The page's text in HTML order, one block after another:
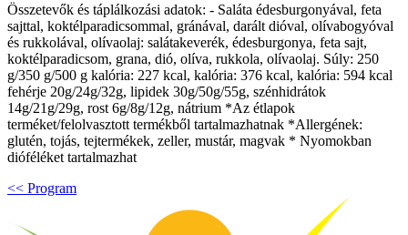
Összetevők és táplálkozási adatok: - Saláta édesburgonyával, feta
sajttal, koktélparadicsommal, gránával, darált dióval, olívabogyóval
és rukkolával, olívaolaj: salátakeverék, édesburgonya, feta sajt,
koktélparadicsom, grana, dió, olíva, rukkola, olívaolaj. Súly: 250
g/350 g/500 g kalória: 227 kcal, kalória: 376 kcal, kalória: 594 kcal
fehérje 20g/24g/32g, lipidek 30g/50g/55g, szénhidrátok
14g/21g/29g, rost 6g/8g/12g, nátrium *Az étlapok
terméket/felolvasztott termékből tartalmazhatnak *Allergének:
glutén, tojás, tejtermékek, zeller, mustár, magvak * Nyomokban
dióféléket tartalmazhat
<< Program